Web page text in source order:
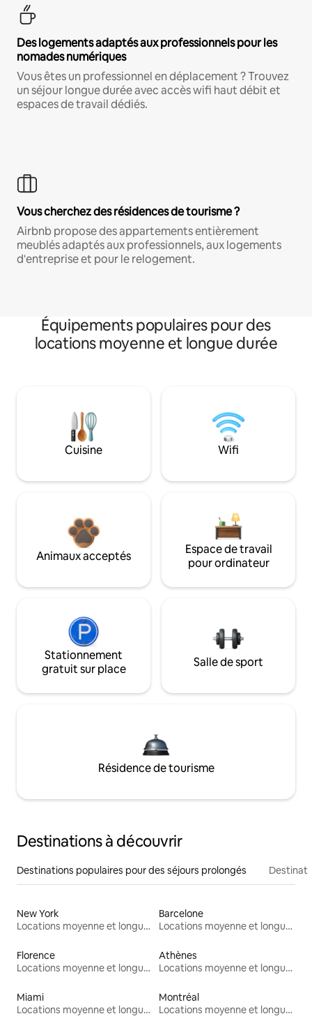
Des logements adaptés aux professionnels pour les
nomades numériques
Vous êtes un professionnel en déplacement ? Trouvez
un séjour longue durée avec accès wifi haut débit et
espaces de travail dédiés.
Vous cherchez des résidences de tourisme ?
Airbnb propose des appartements entièrement
meublés adaptés aux professionnels, aux logements
d'entreprise et pour le relogement.
Équipements populaires pour des
locations moyenne et longue durée
Cuisine Wifi
Animaux acceptés
Espace de travail
pour ordinateur
Stationnement
gratuit sur place
Salle de sport
Résidence de tourisme
Destinations à découvrir
Destinations populaires pour des séjours prolongés
New York
Locations moyenne et longue durée
Barcelone
Locations moyenne et longue durée
Florence
Locations moyenne et longue durée
Athènes
Locations moyenne et longue durée
Miami
Locations moyenne et longue durée
Montréal
Locations moyenne et longue durée